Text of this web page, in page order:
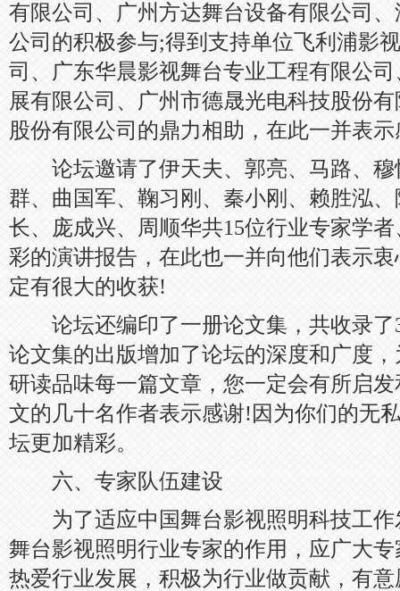
有限公司、广州方达舞台设备有限公司
公司的积极参与;得到支持单位飞利浦影
司、广东华晨影视舞台专业工程有限公
展有限公司、广州市德晟光电科技股份
股份有限公司的鼎力相助，在此一并表
论坛邀请了伊天夫、郭亮、马路、穆
群、曲国军、鞠习刚、秦小刚、赖胜泓
长、庞成兴、周顺华共15位行业专家学
彩的演讲报告，在此也一并向他们表示
定有很大的收获!
论坛还编印了一册论文集，共收录了
论文集的出版增加了论坛的深度和广度
研读品味每一篇文章，您一定会有所启
文的几十名作者表示感谢!因为你们的无
坛更加精彩。
六、专家队伍建设
为了适应中国舞台影视照明科技工作
舞台影视照明行业专家的作用，应广大
热爱行业发展，积极为行业做贡献，有